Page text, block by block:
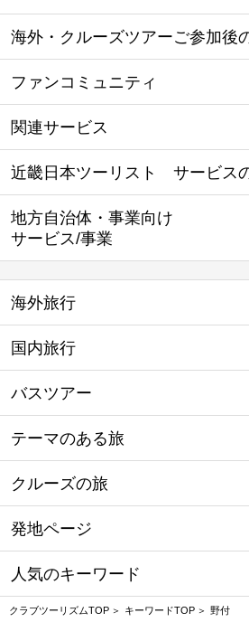
海外・クルーズツアーご参加後
ファンコミュニティ
関連サービス
近畿日本ツーリスト サービス
地方自治体・事業向け
サービス/事業
海外旅行
国内旅行
バスツアー
テーマのある旅
クルーズの旅
発地ページ
人気のキーワード
クラブツーリズムTOP キーワードTOP 野付